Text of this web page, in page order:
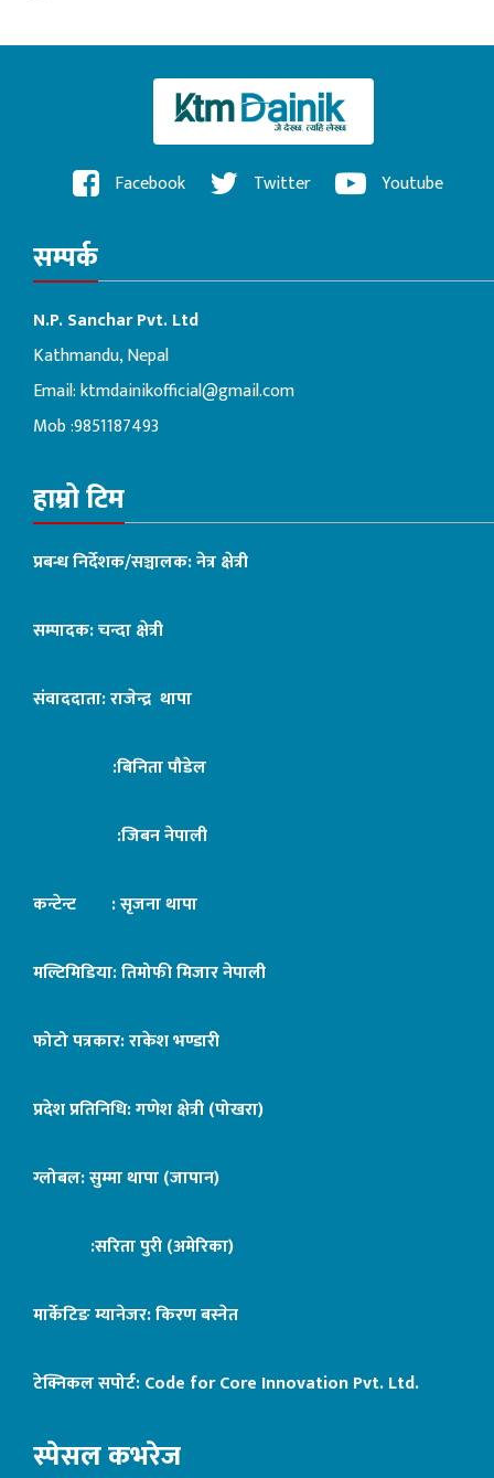
Facebook Twitter Youtube
सम्पर्क
N.P. Sanchar Pvt. Ltd
Kathmandu, Nepal
Email:ktmdainikofficial@gmail.com
Mob :9851187493
हाम्रो टिम
प्रबन्ध निर्देशक/सञ्चालक: नेत्र क्षेत्री
सम्पादक: चन्दा क्षेत्री
संवाददाता: राजेन्द्र थापा
:बिनिता पौडेल
:जिबन नेपाली
कन्टेन्ट : सृजना थापा
मल्टिमिडिया: तिमोफी मिजार नेपाली
फोटो पत्रकार: राकेश भण्डारी
प्रदेश प्रतिनिधि: गणेश क्षेत्री (पोखरा)
ग्लोबल: सुम्मा थापा (जापान)
:सरिता पुरी (अमेरिका)
मार्केटिङ म्यानेजर: किरण बस्नेत
टेक्निकल सपोर्ट:Code for Core Innovation Pvt. Ltd.
स्पेसल कभरेज